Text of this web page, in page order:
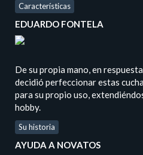
Características
EDUARDO FONTELA
De su propia mano, en
decidió perfeccionar estas
para su propio uso,
hobby.
Su historia
AYUDA A NOVATOS